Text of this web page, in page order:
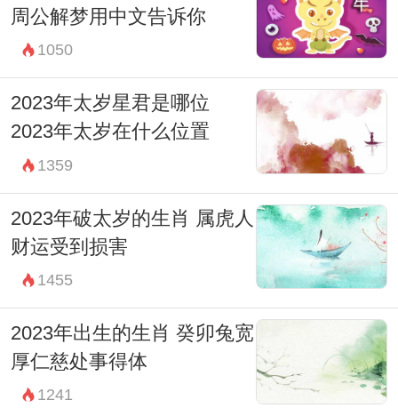
周公解梦用中文告诉你
1050
2023年太岁星君是哪位
2023年太岁在什么位置
1359
2023年破太岁的生肖 属虎人
财运受到损害
1455
2023年出生的生肖 癸卯兔宽
厚仁慈处事得体
1241